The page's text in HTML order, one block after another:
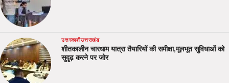
उत्तरकाशीउत्तराखंड
शीतकालीन चारधाम यात्रा तैयारियों की समीक्षा,मूलभूत सुविधाओं को
सुदृढ़ करने पर जोर